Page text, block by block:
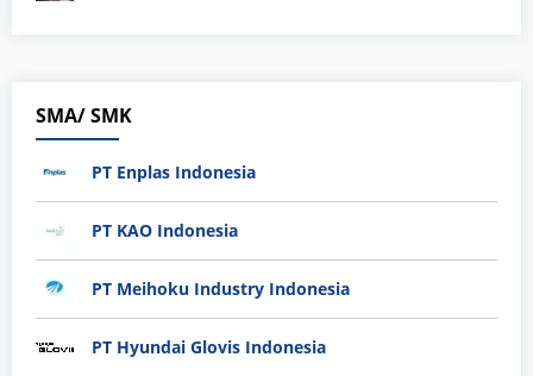
SMA/ SMK
PT Enplas Indonesia
PT KAO Indonesia
PT Meihoku Industry Indonesia
PT Hyundai Glovis Indonesia